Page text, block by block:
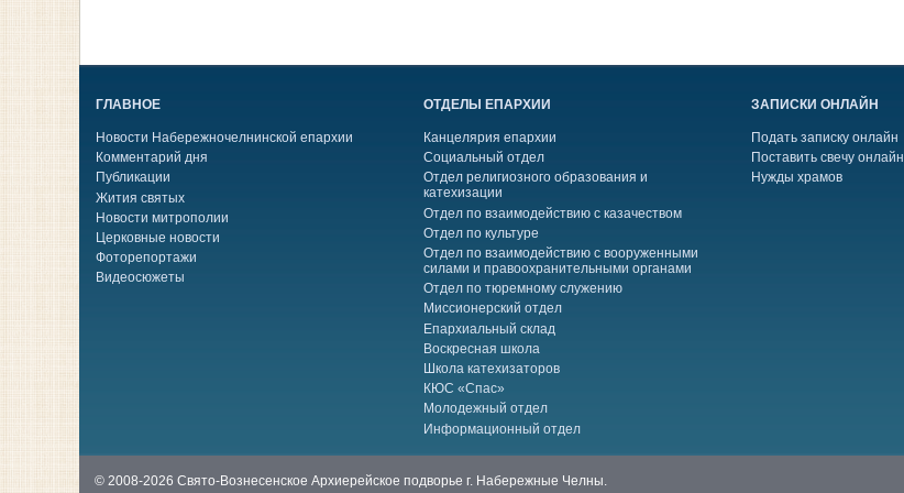
ГЛАВНОЕ
Новости Набережночелнинской епархии
Комментарий дня
Публикации
Жития святых
Новости митрополии
Церковные новости
Фоторепортажи
Видеосюжеты
ОТДЕЛЫ ЕПАРХИИ
Канцелярия епархии
Социальный отдел
Отдел религиозного образования и
катехизации
Отдел по взаимодействию с казачеством
Отдел по культуре
Отдел по взаимодействию с вооруженными
силами и правоохранительными органами
Отдел по тюремному служению
Миссионерский отдел
Епархиальный склад
Воскресная школа
Школа катехизаторов
КЮС «Спас»
Молодежный отдел
Информационный отдел
ЗАПИСКИ ОНЛАЙН
Подать записку онлайн
Поставить свечу онлайн
Нужды храмов
© 2008-2026 Свято-Вознесенское Архиерейское подворье г. Набережные Челны.